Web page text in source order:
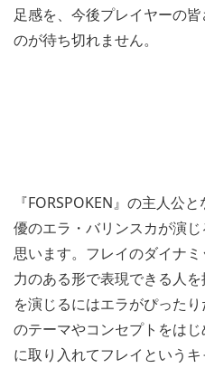
足感を、今後プレイヤーの
のが待ち切れません。
『FORSPOKEN』の主人公
優のエラ・バリンスカが演
思います。フレイのダイナ
力のある形で表現できる人
を演じるにはエラがぴった
のテーマやコンセプトをは
に取り入れてフレイという